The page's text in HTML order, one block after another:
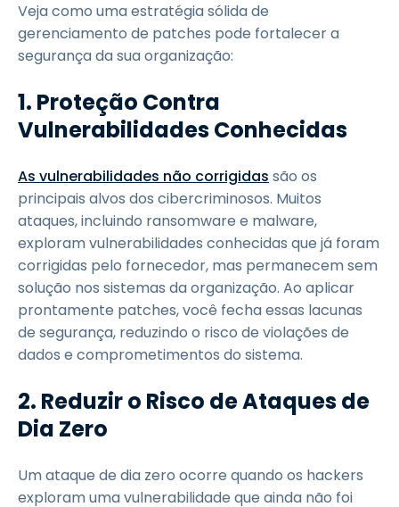
Veja como uma estratégia sólida de
gerenciamento de patches pode fortalecer a
segurança da sua organização:
1. Proteção Contra
Vulnerabilidades Conhecidas
As vulnerabilidades não corrigidas são os
principais alvos dos cibercriminosos. Muitos
ataques, incluindo ransomware e malware,
exploram vulnerabilidades conhecidas que já foram
corrigidas pelo fornecedor, mas permanecem sem
solução nos sistemas da organização. Ao aplicar
prontamente patches, você fecha essas lacunas
de segurança, reduzindo o risco de violações de
dados e comprometimentos do sistema.
2. Reduzir o Risco de Ataques de
Dia Zero
Um ataque de dia zero ocorre quando os hackers
exploram uma vulnerabilidade que ainda não foi